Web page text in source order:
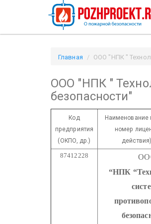
Главная ООО "НПК "
ООО "НПК "
безопасности"
Код
предприятия
(ОКПО, др.)
Наименование
номер
87412228
“НПК